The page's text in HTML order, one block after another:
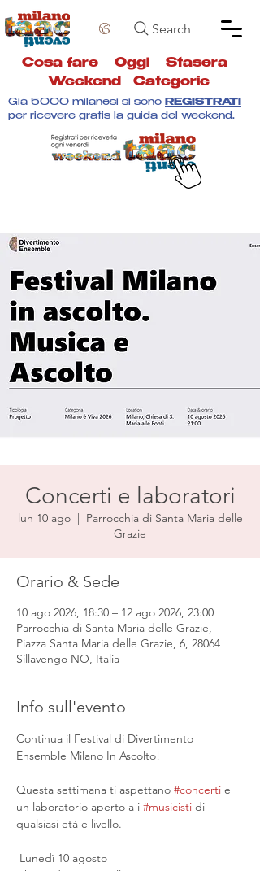
Search
Cosa fare Oggi Stasera
Weekend
Categorie
Già 5000 milanesi si sono REGISTRATI
per ricevere gratis la guida del weekend.
Concerti e laboratori
lun 10 ago
  |
Parrocchia di Santa Maria delle
Grazie
Orario & Sede
10 ago 2026, 18:30 – 12 ago 2026, 23:00
Parrocchia di Santa Maria delle Grazie,
Piazza Santa Maria delle Grazie, 6, 28064
Sillavengo NO, Italia
Info sull'evento
Continua il Festival di Divertimento
Ensemble Milano In Ascolto!
Questa settimana ti aspettano #concerti e
un laboratorio aperto a i #musicisti di
qualsiasi età e livello.
Lunedì 10 agosto